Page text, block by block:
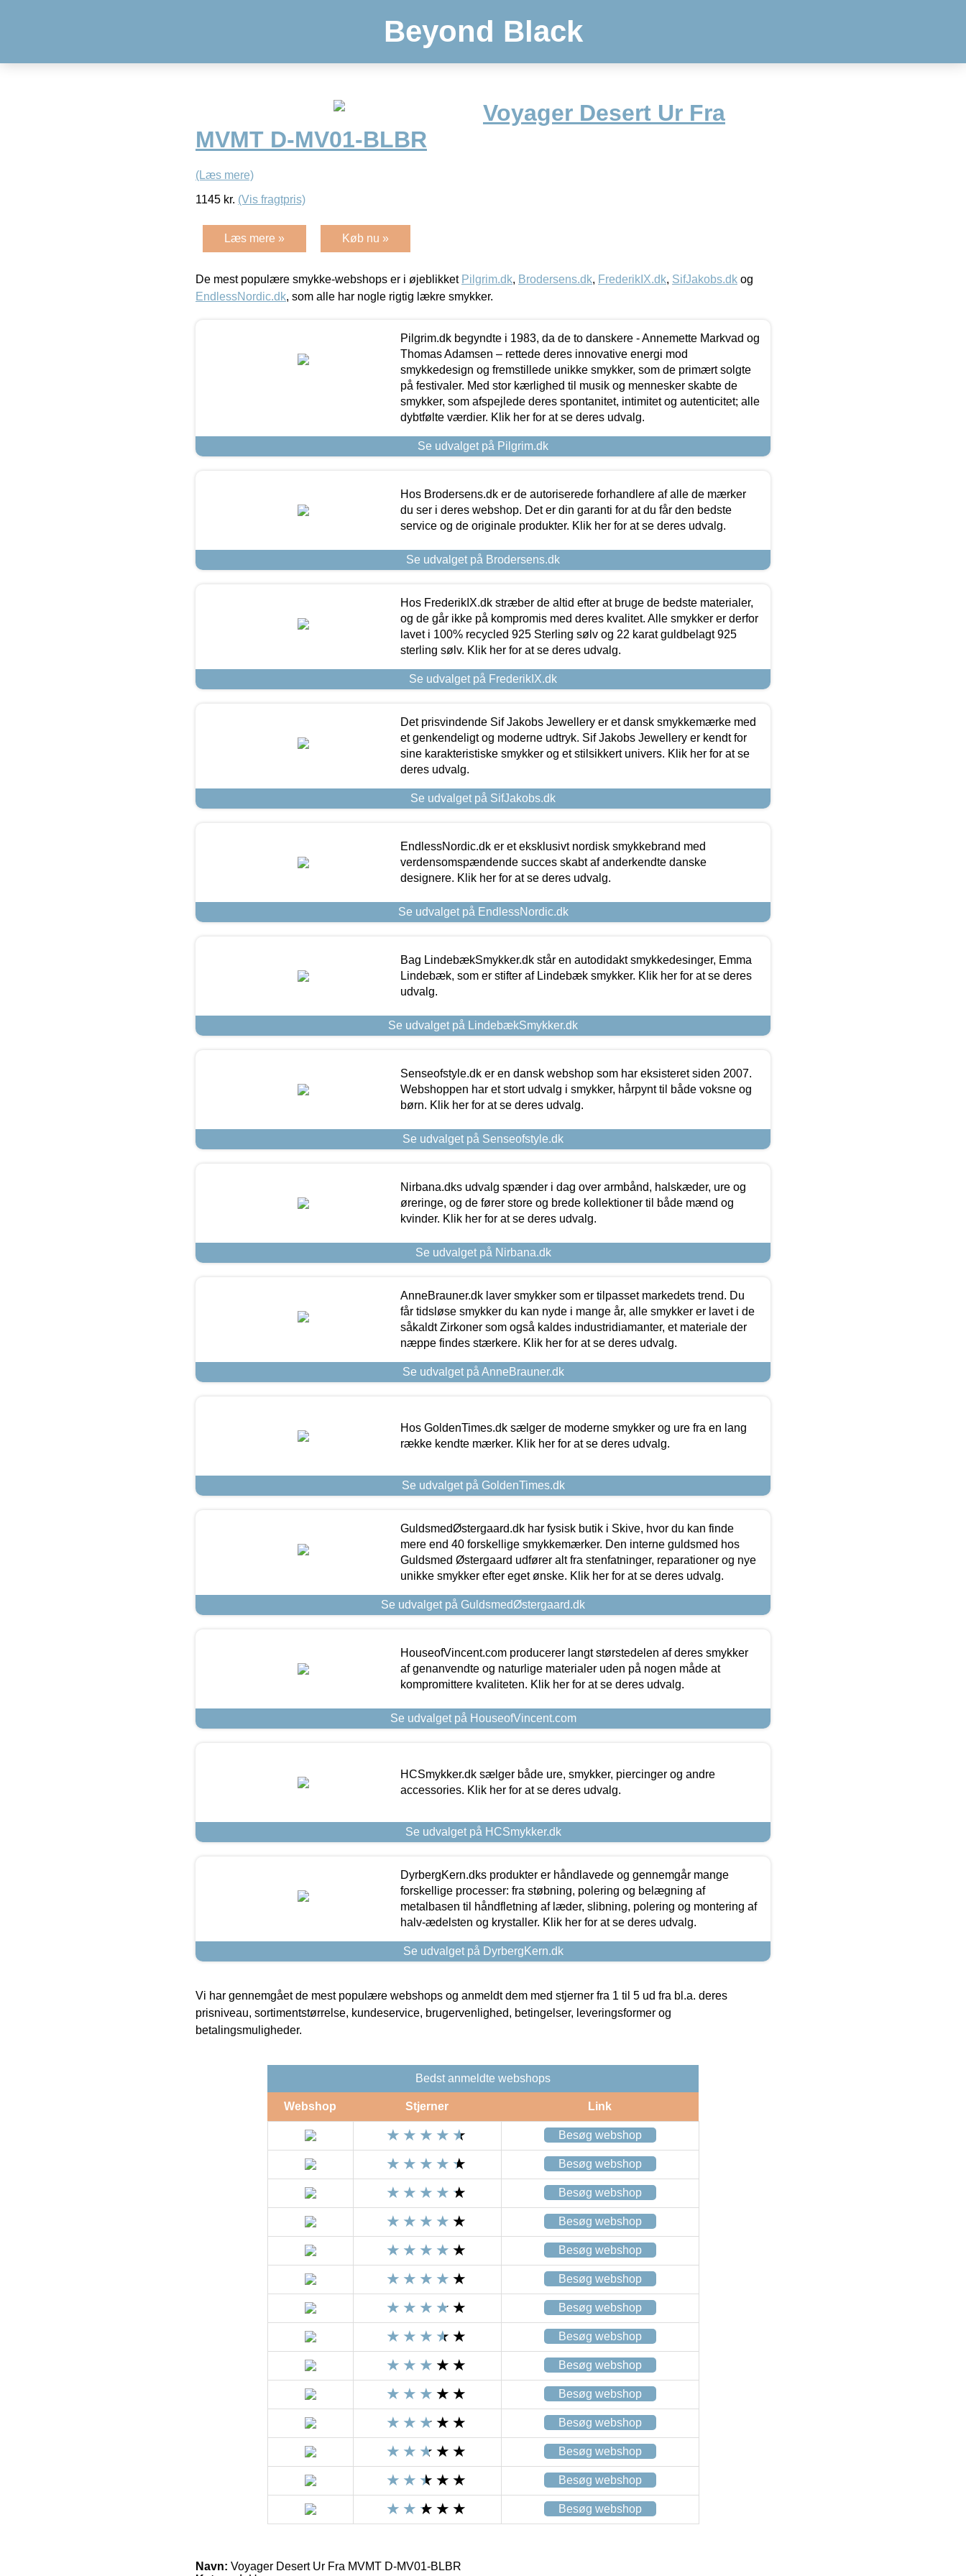
Beyond Black
Voyager Desert Ur Fra
MVMT D-MV01-BLBR
(Læs mere)
1145 kr. (Vis fragtpris)
Læs mere » Køb nu »
De mest populære smykke-webshops er i øjeblikket Pilgrim.dk, Brodersens.dk, FrederikIX.dk, SifJakobs.dk og
EndlessNordic.dk, som alle har nogle rigtig lækre smykker.
Pilgrim.dk begyndte i 1983, da de to danskere - Annemette Markvad og
Thomas Adamsen – rettede deres innovative energi mod
smykkedesign og fremstillede unikke smykker, som de primært solgte
på festivaler. Med stor kærlighed til musik og mennesker skabte de
smykker, som afspejlede deres spontanitet, intimitet og autenticitet; alle
dybtfølte værdier. Klik her for at se deres udvalg.
Se udvalget på Pilgrim.dk
Hos Brodersens.dk er de autoriserede forhandlere af alle de mærker
du ser i deres webshop. Det er din garanti for at du får den bedste
service og de originale produkter. Klik her for at se deres udvalg.
Se udvalget på Brodersens.dk
Hos FrederikIX.dk stræber de altid efter at bruge de bedste materialer,
og de går ikke på kompromis med deres kvalitet. Alle smykker er derfor
lavet i 100% recycled 925 Sterling sølv og 22 karat guldbelagt 925
sterling sølv. Klik her for at se deres udvalg.
Se udvalget på FrederikIX.dk
Det prisvindende Sif Jakobs Jewellery er et dansk smykkemærke med
et genkendeligt og moderne udtryk. Sif Jakobs Jewellery er kendt for
sine karakteristiske smykker og et stilsikkert univers. Klik her for at se
deres udvalg.
Se udvalget på SifJakobs.dk
EndlessNordic.dk er et eksklusivt nordisk smykkebrand med
verdensomspændende succes skabt af anderkendte danske
designere. Klik her for at se deres udvalg.
Se udvalget på EndlessNordic.dk
Bag LindebækSmykker.dk står en autodidakt smykkedesinger, Emma
Lindebæk, som er stifter af Lindebæk smykker. Klik her for at se deres
udvalg.
Se udvalget på LindebækSmykker.dk
Senseofstyle.dk er en dansk webshop som har eksisteret siden 2007.
Webshoppen har et stort udvalg i smykker, hårpynt til både voksne og
børn. Klik her for at se deres udvalg.
Se udvalget på Senseofstyle.dk
Nirbana.dks udvalg spænder i dag over armbånd, halskæder, ure og
øreringe, og de fører store og brede kollektioner til både mænd og
kvinder. Klik her for at se deres udvalg.
Se udvalget på Nirbana.dk
AnneBrauner.dk laver smykker som er tilpasset markedets trend. Du
får tidsløse smykker du kan nyde i mange år, alle smykker er lavet i de
såkaldt Zirkoner som også kaldes industridiamanter, et materiale der
næppe findes stærkere. Klik her for at se deres udvalg.
Se udvalget på AnneBrauner.dk
Hos GoldenTimes.dk sælger de moderne smykker og ure fra en lang
række kendte mærker. Klik her for at se deres udvalg.
Se udvalget på GoldenTimes.dk
GuldsmedØstergaard.dk har fysisk butik i Skive, hvor du kan finde
mere end 40 forskellige smykkemærker. Den interne guldsmed hos
Guldsmed Østergaard udfører alt fra stenfatninger, reparationer og nye
unikke smykker efter eget ønske. Klik her for at se deres udvalg.
Se udvalget på GuldsmedØstergaard.dk
HouseofVincent.com producerer langt størstedelen af deres smykker
af genanvendte og naturlige materialer uden på nogen måde at
kompromittere kvaliteten. Klik her for at se deres udvalg.
Se udvalget på HouseofVincent.com
HCSmykker.dk sælger både ure, smykker, piercinger og andre
accessories. Klik her for at se deres udvalg.
Se udvalget på HCSmykker.dk
DyrbergKern.dks produkter er håndlavede og gennemgår mange
forskellige processer: fra støbning, polering og belægning af
metalbasen til håndfletning af læder, slibning, polering og montering af
halv-ædelsten og krystaller. Klik her for at se deres udvalg.
Se udvalget på DyrbergKern.dk
Vi har gennemgået de mest populære webshops og anmeldt dem med stjerner fra 1 til 5 ud fra bl.a. deres
prisniveau, sortimentstørrelse, kundeservice, brugervenlighed, betingelser, leveringsformer og
betalingsmuligheder.
Bedst anmeldte webshops
Webshop Stjerner Link
Besøg webshop
Besøg webshop
Besøg webshop
Besøg webshop
Besøg webshop
Besøg webshop
Besøg webshop
Besøg webshop
Besøg webshop
Besøg webshop
Besøg webshop
Besøg webshop
Besøg webshop
Besøg webshop
Navn: Voyager Desert Ur Fra MVMT D-MV01-BLBR